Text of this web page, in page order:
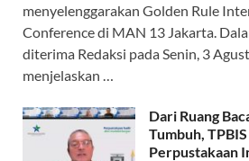
menyelenggarakan Golden Rule
Conference di MAN 13 Jakarta.
diterima Redaksi pada Senin, 3
menjelaskan …
Dari Ruang
Tumbuh,
Perpustakaan